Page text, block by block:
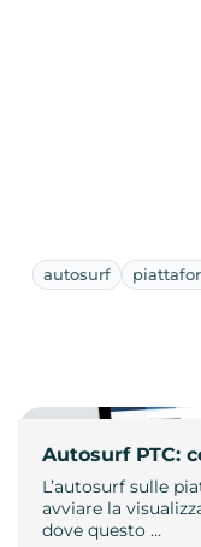
autosurf
Autosurf PTC:
L’autosurf sulle
avviare la
dove questo …